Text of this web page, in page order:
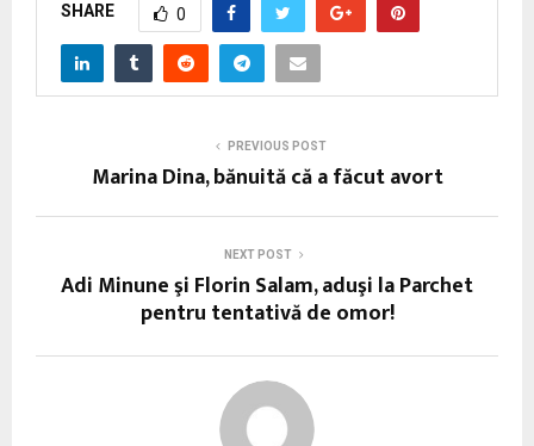
SHARE 0
PREVIOUS POST
Marina Dina, bănuită că a făcut avort
NEXT POST
Adi Minune şi Florin Salam, aduşi la Parchet
pentru tentativă de omor!